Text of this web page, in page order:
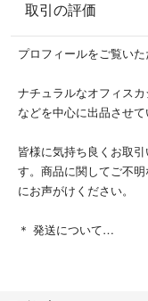
取引の評価
プロフィールをご覧い
ナチュラルなオフィス
などを中心に出品させて
皆様に気持ち良くお取
す。商品に関してご不
にお声がけください。
＊ 発送について
ご購入いただいた商品